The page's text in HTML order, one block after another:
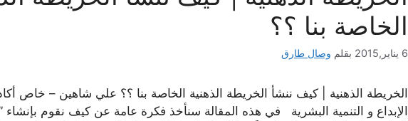
الخاصة بنا ؟؟
6 يناير,2015 بقلم وصال طارق
الخريطة الذهنية | كيف ننشأ الخريطة الذهنية الخاصة بنا ؟؟ علي شاهين – خاص
الإبداع و التنمية البشرية في هذه المقالة سنأخذ فكرة عامة عن كيف نقوم بإنشاء